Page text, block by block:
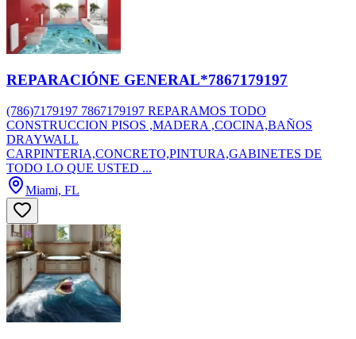
REPARACIÓNE GENERAL*7867179197
(786)7179197 7867179197 REPARAMOS TODO
CONSTRUCCION PISOS ,MADERA ,COCINA,BAÑOS
DRAYWALL
CARPINTERIA,CONCRETO,PINTURA,GABINETES DE
TODO LO QUE USTED ...
Miami, FL